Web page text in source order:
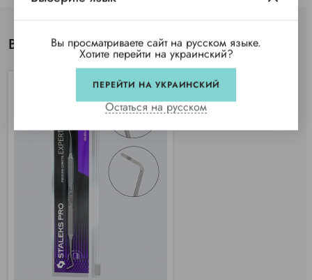
Вы просматривали
Вы просматриваете сайт на русском языке.
Хотите перейти на украинский?
ПЕРЕЙТИ НА УКРАИНСКИЙ
Остаться на русском